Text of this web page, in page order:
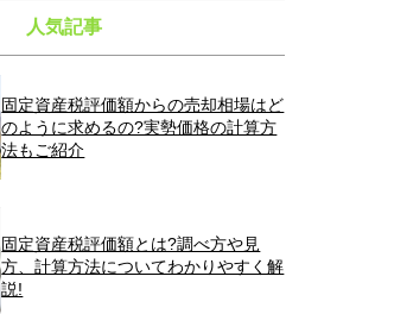
人気記事
固定資産税評価額からの売却相場はど
のように求めるの?実勢価格の計算方
法もご紹介
固定資産税評価額とは?調べ方や見
方、計算方法についてわかりやすく解
説!